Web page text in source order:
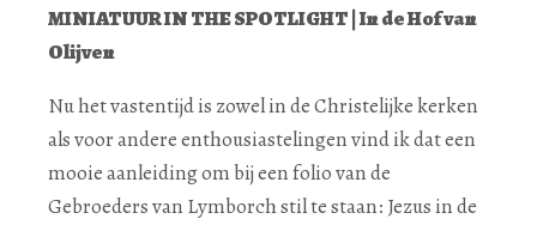
MINIATUUR IN THE SPOTLIGHT | In de Hof van
Olijven
Nu het vastentijd is zowel in de Christelijke kerken
als voor andere enthousiastelingen vind ik dat een
mooie aanleiding om bij een folio van de
Gebroeders van Lymborch stil te staan: Jezus in de